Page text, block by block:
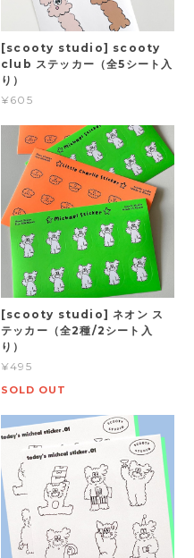
[scooty studio] scooty
club ステッカー（全5シート入
り）
¥605
[scooty studio] ネオン ス
テッカー（全2種/2シート入
り）
¥495
SOLD OUT